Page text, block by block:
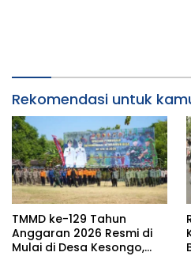
Rekomendasi untuk
TMMD ke-129 Tahun
Anggaran 2026 Resmi di
Mulai di Desa Kesongo,